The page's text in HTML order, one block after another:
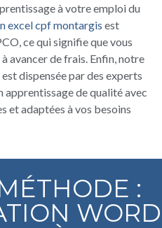
à votre emploi du
excel cpf montargis est
ce qui signifie que vous
avancer de frais. Enfin, notre
est dispensée par des experts
apprentissage de qualité avec
et adaptées à vos besoins
:
WORD